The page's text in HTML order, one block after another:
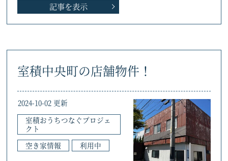
記事を表示
室積中央町の店舗物件！
2024-10-02 更新
室積おうちつなぐプロジェ
クト
空き家情報
利用中